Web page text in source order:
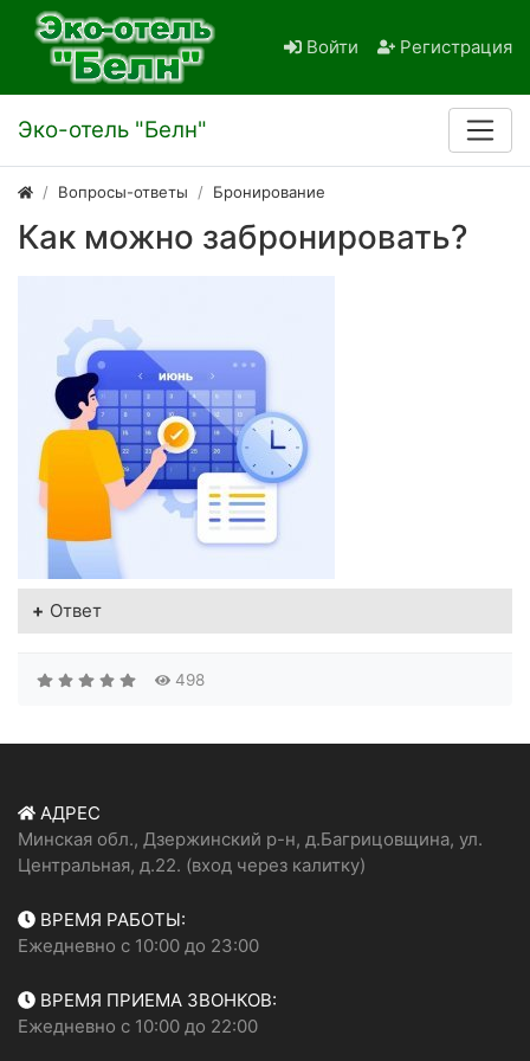
Войти Регистрация
Эко-отель "Белн"
Вопросы-ответы Бронирование
Как можно забронировать?
Ответ
498
АДРЕС
Минская обл., Дзержинский р-н, д.Багрицовщина, ул.
Центральная, д.22. (вход через калитку)
ВРЕМЯ РАБОТЫ:
Ежедневно с 10:00 до 23:00
ВРЕМЯ ПРИЕМА ЗВОНКОВ:
Ежедневно с 10:00 до 22:00